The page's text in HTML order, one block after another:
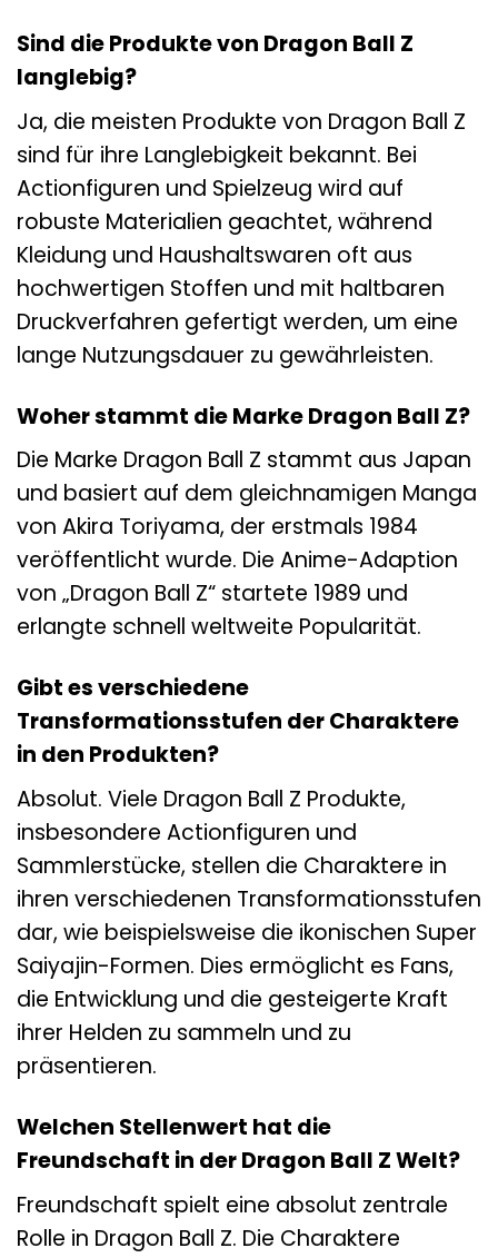
Sind die Produkte von Dragon Ball Z
langlebig?
Ja, die meisten Produkte von Dragon Ball Z
sind für ihre Langlebigkeit bekannt. Bei
Actionfiguren und Spielzeug wird auf
robuste Materialien geachtet, während
Kleidung und Haushaltswaren oft aus
hochwertigen Stoffen und mit haltbaren
Druckverfahren gefertigt werden, um eine
lange Nutzungsdauer zu gewährleisten.
Woher stammt die Marke Dragon Ball Z?
Die Marke Dragon Ball Z stammt aus Japan
und basiert auf dem gleichnamigen Manga
von Akira Toriyama, der erstmals 1984
veröffentlicht wurde. Die Anime-Adaption
von „Dragon Ball Z“ startete 1989 und
erlangte schnell weltweite Popularität.
Gibt es verschiedene
Transformationsstufen der Charaktere
in den Produkten?
Absolut. Viele Dragon Ball Z Produkte,
insbesondere Actionfiguren und
Sammlerstücke, stellen die Charaktere in
ihren verschiedenen Transformationsstufen
dar, wie beispielsweise die ikonischen Super
Saiyajin-Formen. Dies ermöglicht es Fans,
die Entwicklung und die gesteigerte Kraft
ihrer Helden zu sammeln und zu
präsentieren.
Welchen Stellenwert hat die
Freundschaft in der Dragon Ball Z Welt?
Freundschaft spielt eine absolut zentrale
Rolle in Dragon Ball Z. Die Charaktere